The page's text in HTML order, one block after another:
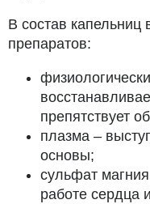
В состав капельниц
препаратов:
препятствует
плазма –
основы;
сульфат
работе сердца